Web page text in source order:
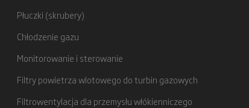
Płuczki (skrubery)
Chłodzenie gazu
Monitorowanie i sterowanie
Filtry powietrza wlotowego do turbin gazowych
Filtrowentylacja dla przemysłu włókienniczego